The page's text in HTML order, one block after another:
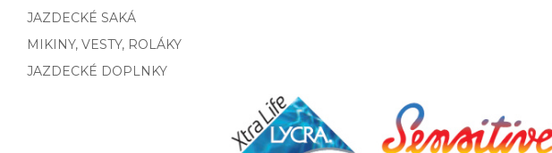
JAZDECKÉ SAKÁ
MIKINY, VESTY, ROLÁKY
JAZDECKÉ DOPLNKY